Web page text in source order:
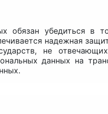
обязан убедиться в
надежная
не
данных на